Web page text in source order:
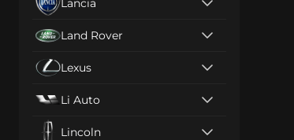
Land Rover
Lexus
Li Auto
Lincoln